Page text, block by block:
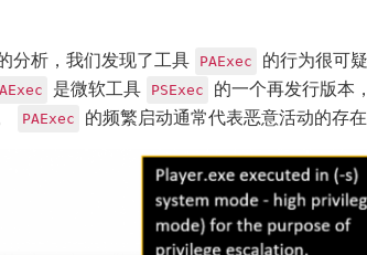
分析，我们发现了工具 PAExec
的行为很可
是微软工具 PSExec
的一个再发行版本
PAExec 的频繁启动通常代表恶意活动的存在